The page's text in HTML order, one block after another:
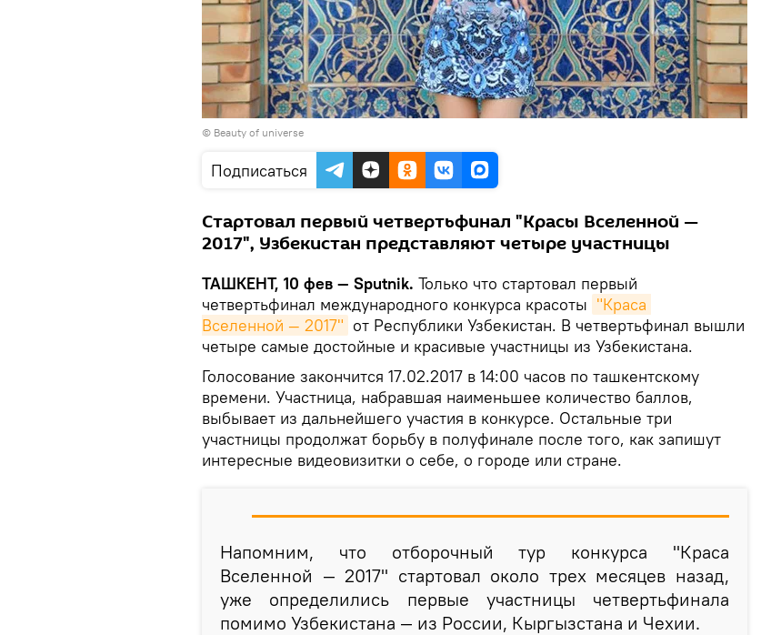
© Beauty of universe
Подписаться
Стартовал первый четвертьфинал "Красы Вселенной —
2017", Узбекистан представляют четыре участницы
ТАШКЕНТ, 10 фев — Sputnik. Только что стартовал первый
четвертьфинал международного конкурса красоты "Краса
Вселенной — 2017" от Республики Узбекистан. В четвертьфинал вышли
четыре самые достойные и красивые участницы из Узбекистана.
Голосование закончится 17.02.2017 в 14:00 часов по ташкентскому
времени. Участница, набравшая наименьшее количество баллов,
выбывает из дальнейшего участия в конкурсе. Остальные три
участницы продолжат борьбу в полуфинале после того, как запишут
интересные видеовизитки о себе, о городе или стране.
Напомним, что отборочный тур конкурса "Краса
Вселенной — 2017" стартовал около трех месяцев назад,
уже определились первые участницы четвертьфинала
помимо Узбекистана — из России, Кыргызстана и Чехии.